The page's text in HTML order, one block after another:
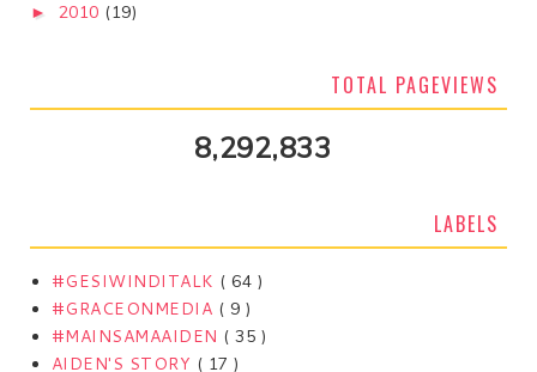
► 2010 (19)
TOTAL PAGEVIEWS
8,292,833
LABELS
#GESIWINDITALK ( 64 )
#GRACEONMEDIA ( 9 )
#MAINSAMAAIDEN ( 35 )
AIDEN'S STORY ( 17 )